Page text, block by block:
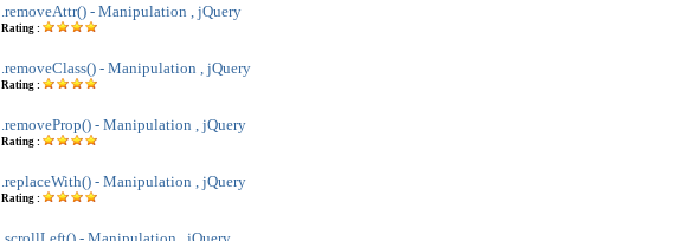
.removeAttr() - Manipulation , jQuery
Rating :
.removeClass() - Manipulation , jQuery
Rating :
.removeProp() - Manipulation , jQuery
Rating :
.replaceWith() - Manipulation , jQuery
Rating :